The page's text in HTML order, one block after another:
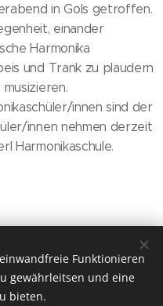
in Gols getroffen.
einander
Harmonika
und Trank zu plaudern
innen sind der
innen nehmen derzeit
Harmonikaschule.
Funktionieren
gewährleitsen und eine
bieten.